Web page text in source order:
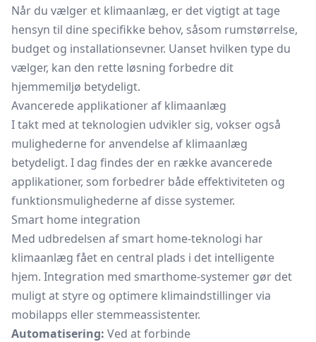
Når du vælger et klimaanlæg, er det vigtigt at tage
hensyn til dine specifikke behov, såsom rumstørrelse,
budget og installationsevner. Uanset hvilken type du
vælger, kan den rette løsning forbedre dit
hjemmemiljø betydeligt.
Avancerede applikationer af klimaanlæg
I takt med at teknologien udvikler sig, vokser også
mulighederne for anvendelse af klimaanlæg
betydeligt. I dag findes der en række avancerede
applikationer, som forbedrer både effektiviteten og
funktionsmulighederne af disse systemer.
Smart home integration
Med udbredelsen af smart home-teknologi har
klimaanlæg fået en central plads i det intelligente
hjem. Integration med smarthome-systemer gør det
muligt at styre og optimere klimaindstillinger via
mobilapps eller stemmeassistenter.
Automatisering: Ved at forbinde